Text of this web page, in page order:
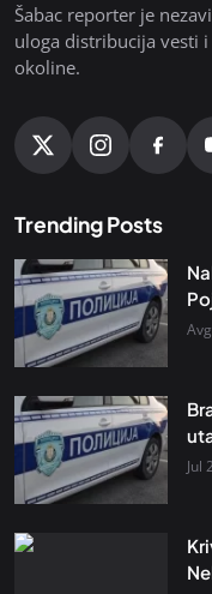
Šabac reporter je
uloga distribucija vesti
okoline.
Trending Posts
Jul